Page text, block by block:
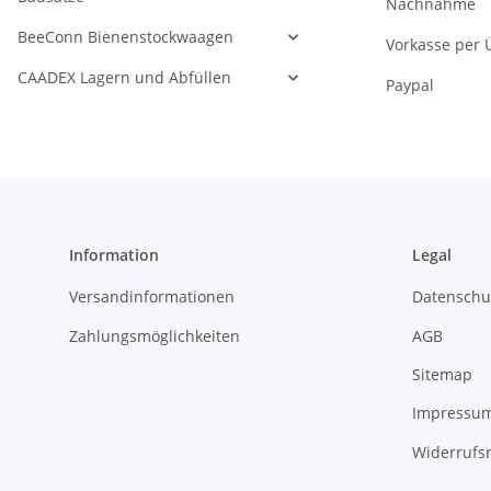
Vorkasse per
Paypal
BeeConn Bienenstockwaagen
CAADEX Lagern und Abfüllen
Information
Versandinformationen
Zahlungsmöglichkeiten
Legal
AGB
Sitemap